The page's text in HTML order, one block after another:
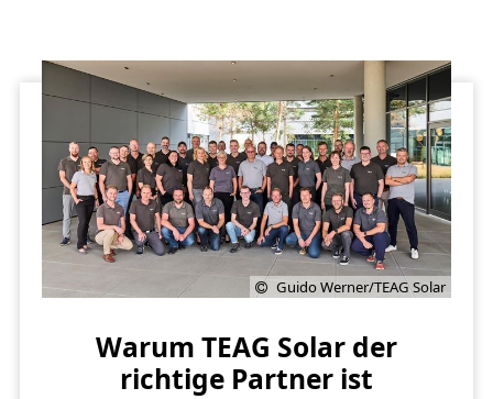
Guido Werner/TEAG Solar
Warum TEAG Solar der
richtige Partner ist